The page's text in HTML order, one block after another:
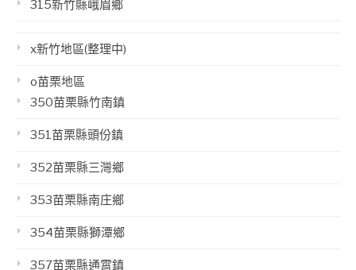
315新竹縣峨眉鄉
x新竹地區(整理中)
o苗栗地區
350苗栗縣竹南鎮
351苗栗縣頭份鎮
352苗栗縣三灣鄉
353苗栗縣南庄鄉
354苗栗縣獅潭鄉
357苗栗縣通霄鎮